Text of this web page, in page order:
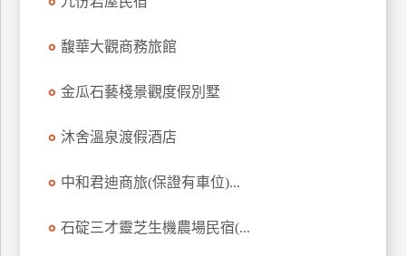
馥華大觀商務旅館
金瓜石藝棧景觀度假別墅
沐舍溫泉渡假酒店
中和君迪商旅(保證有車位)...
石碇三才靈芝生機農場民宿(...